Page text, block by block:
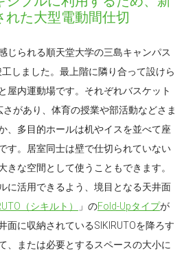
れた大型電動間仕切
じられる順天堂大学の三島キャンパス
しました。最上階に隣り合って設けら
屋内運動場です。それぞれバスケット
があり、体育の授業や部活動などさま
、多目的ホールは机やイスを並べて座
す。居室同士は壁で仕切られていない
きな空間として使うこともできます。
に活用できるよう、境目となる天井面
（シキルト） 」のFold-Upタイプが
面に収納されているSIKIRUTOを降ろす
、または必要とするスペースの大小に